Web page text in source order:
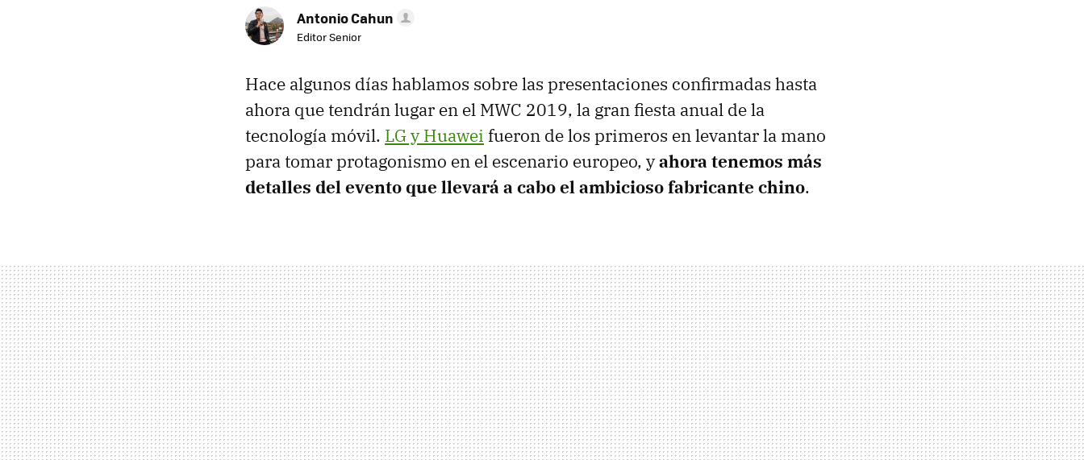
Antonio Cahun
Editor Senior
Hace algunos días hablamos sobre las presentaciones confirmadas hasta
ahora que tendrán lugar en el MWC 2019, la gran fiesta anual de la
tecnología móvil. LG y Huawei fueron de los primeros en levantar la mano
para tomar protagonismo en el escenario europeo, yahora tenemos más
detalles del evento que llevará a cabo el ambicioso fabricante chino.